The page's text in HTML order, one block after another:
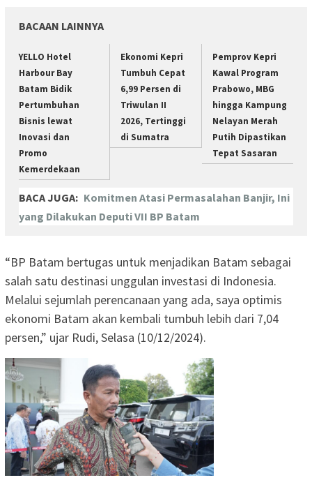
BACAAN LAINNYA
YELLO Hotel
Harbour Bay
Batam Bidik
Pertumbuhan
Bisnis lewat
Inovasi dan
Promo
Kemerdekaan
Ekonomi Kepri
Tumbuh Cepat
6,99 Persen di
Triwulan II
2026, Tertinggi
di Sumatra
Pemprov Kepri
Kawal Program
Prabowo, MBG
hingga Kampung
Nelayan Merah
Putih Dipastikan
Tepat Sasaran
BACA JUGA: Komitmen Atasi Permasalahan Banjir, Ini
yang Dilakukan Deputi VII BP Batam
“BP Batam bertugas untuk menjadikan Batam sebagai
salah satu destinasi unggulan investasi di Indonesia.
Melalui sejumlah perencanaan yang ada, saya optimis
ekonomi Batam akan kembali tumbuh lebih dari 7,04
persen,” ujar Rudi, Selasa (10/12/2024).